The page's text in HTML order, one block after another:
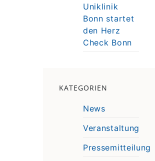
Uniklinik
Bonn startet
den Herz
Check Bonn
KATEGORIEN
News
Veranstaltung
Pressemitteilung